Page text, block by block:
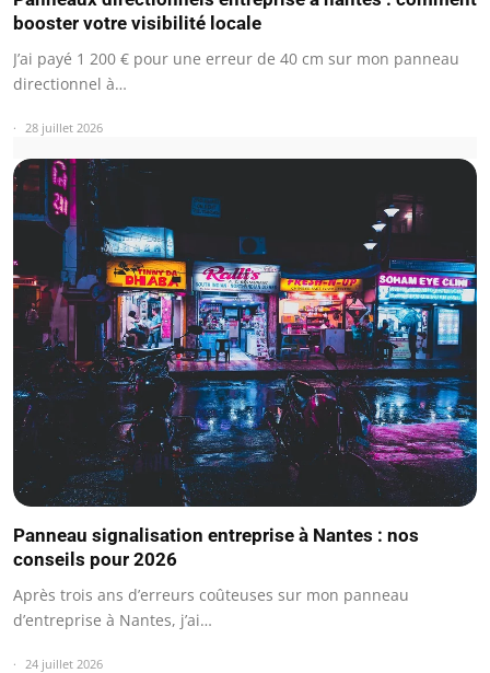
booster votre visibilité locale
J’ai payé 1 200 € pour une erreur de 40 cm sur mon panneau
directionnel à…
28 juillet 2026
Panneau signalisation entreprise à Nantes : nos
conseils pour 2026
Après trois ans d’erreurs coûteuses sur mon panneau
d’entreprise à Nantes, j’ai…
24 juillet 2026